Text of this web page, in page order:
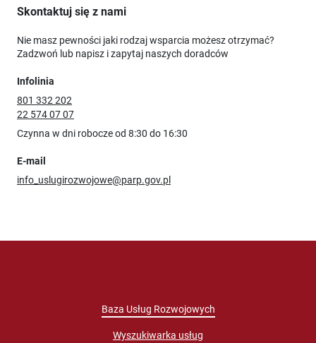
Skontaktuj się z nami
Nie masz pewności jaki rodzaj wsparcia możesz otrzymać?
Zadzwoń lub napisz i zapytaj naszych doradców
Infolinia
801 332 202
22 574 07 07
Czynna w dni robocze od 8:30 do 16:30
E-mail
info_uslugirozwojowe@parp.gov.pl
Baza Usług Rozwojowych
Wyszukiwarka usług